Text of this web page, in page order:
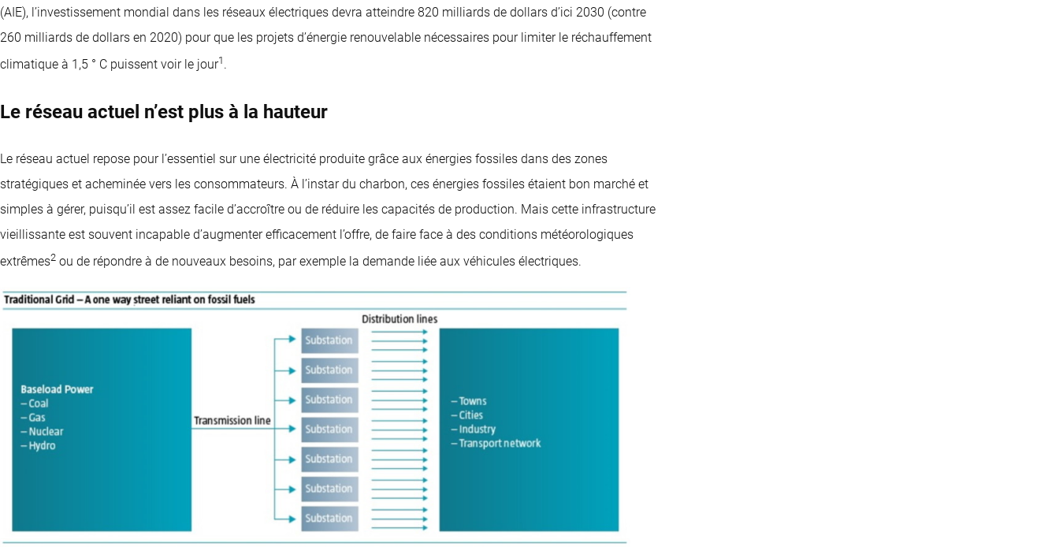
(AIE), l’investissement mondial dans les réseaux électriques devra atteindre 820 milliards de dollars d’ici 2030 (contre
260 milliards de dollars en 2020) pour que les projets d’énergie renouvelable nécessaires pour limiter le réchauffement
climatique à 1,5 ° C puissent voir le jour1 .
Le réseau actuel n’est plus à la hauteur
Le réseau actuel repose pour l’essentiel sur une électricité produite grâce aux énergies fossiles dans des zones
stratégiques et acheminée vers les consommateurs. À l’instar du charbon, ces énergies fossiles étaient bon marché et
simples à gérer, puisqu’il est assez facile d’accroître ou de réduire les capacités de production. Mais cette infrastructure
vieillissante est souvent incapable d’augmenter efficacement l’offre, de faire face à des conditions météorologiques
extrêmes2 ou de répondre à de nouveaux besoins, par exemple la demande liée aux véhicules électriques.